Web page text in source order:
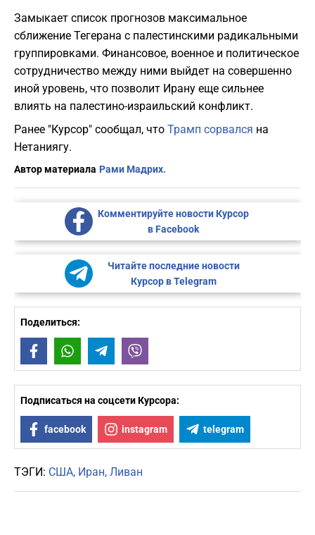
Замыкает список прогнозов максимальное
сближение Тегерана с палестинскими радикальными
группировками. Финансовое, военное и политическое
сотрудничество между ними выйдет на совершенно
иной уровень, что позволит Ирану еще сильнее
влиять на палестино-израильский конфликт.
Ранее "Курсор" сообщал, что Трамп сорвался на
Нетаниягу.
Автор материала Рами Мадрих.
Комментируйте новости Курсор
в Facebook
Читайте последние новости
Курсор в Telegram
Поделиться:
FacebookWhatsAppTelegram
Подписаться на соцсети Курсора:
facebook instagram telegram
ТЭГИ: США Иран Ливан